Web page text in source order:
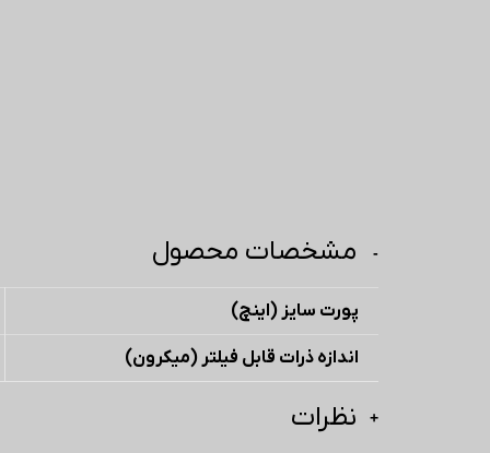
مشخصات محصول
پورت سایز (اینچ)
اندازه ذرات قابل فیلتر (میکرون)
نظرات